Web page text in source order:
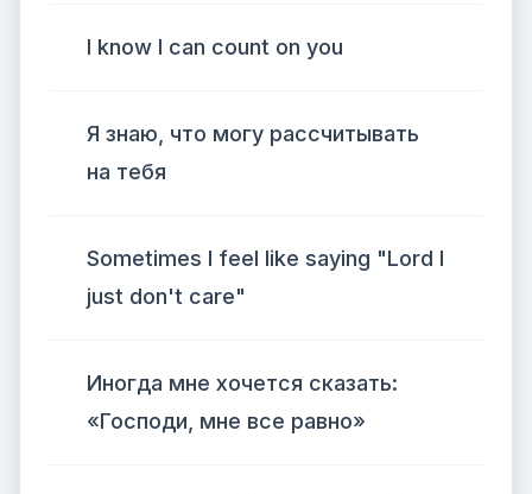
I know I can count on you
Я знаю, что могу рассчитывать
на тебя
Sometimes I feel like saying "Lord I
just don't care"
Иногда мне хочется сказать:
«Господи, мне все равно»